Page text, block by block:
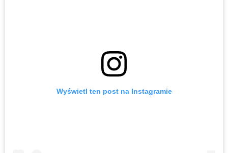
Wyświetl ten post na Instagramie